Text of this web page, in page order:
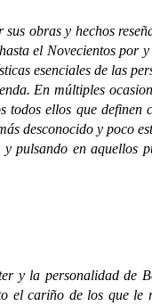
y hechos
el Novecientos por
esenciales de las
En múltiples
todos ellos que
desconocido y poco
pulsando en aquellos
la personalidad de
cariño de los que le